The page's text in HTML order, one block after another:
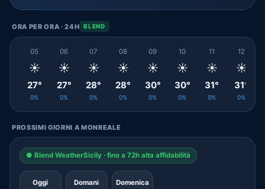
ORA PER ORA · 24H BLEND
05
☀️
27°
0%
06
☀️
27°
0%
07
☀️
28°
0%
08
☀️
28°
0%
09
☀️
30°
0%
10
☀️
30°
0%
11
☀️
31°
0%
12
☀️
31°
0%
PROSSIMI GIORNI A MONREALE
● Blend WeatherSicily · fino a 72h alta affidabilità
Oggi Domani Domenica